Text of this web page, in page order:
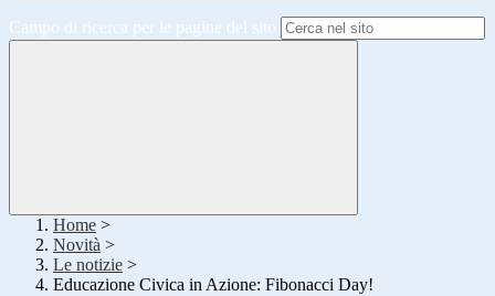
Campo di ricerca per le pagine del sito
Home >
Novità >
Le notizie >
Educazione Civica in Azione: Fibonacci Day!